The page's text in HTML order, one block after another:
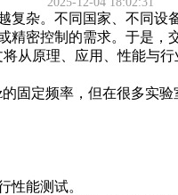
复杂。不同国家、不同设
精密控制的需求。于是，
从原理、应用、性能与行
固定频率，但在很多实
性能测试。